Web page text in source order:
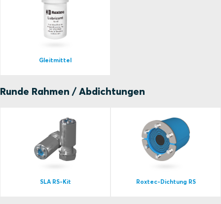
Gleitmittel
Runde Rahmen / Abdichtungen
SLA RS-Kit Roxtec-Dichtung RS